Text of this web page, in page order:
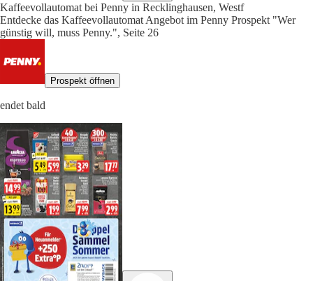
Kaffeevollautomat bei Penny in Recklinghausen, Westf
Entdecke das Kaffeevollautomat Angebot im Penny Prospekt "Wer
günstig will, muss Penny.", Seite 26
Prospekt öffnen
endet bald